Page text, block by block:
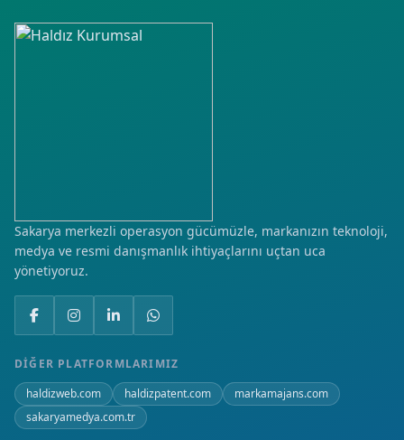
Gültepe
Hilal
Huzur
İluh
Karşıyaka
Sakarya merkezli operasyon gücümüzle, markanızın teknoloji,
medya ve resmi danışmanlık ihtiyaçlarını uçtan uca
yönetiyoruz.
DIĞER PLATFORMLARIMIZ
haldizweb.com
haldizpatent.com
markamajans.com
sakaryamedya.com.tr